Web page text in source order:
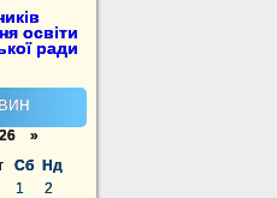
освіти
ради
»
Сб
Нд
1
2